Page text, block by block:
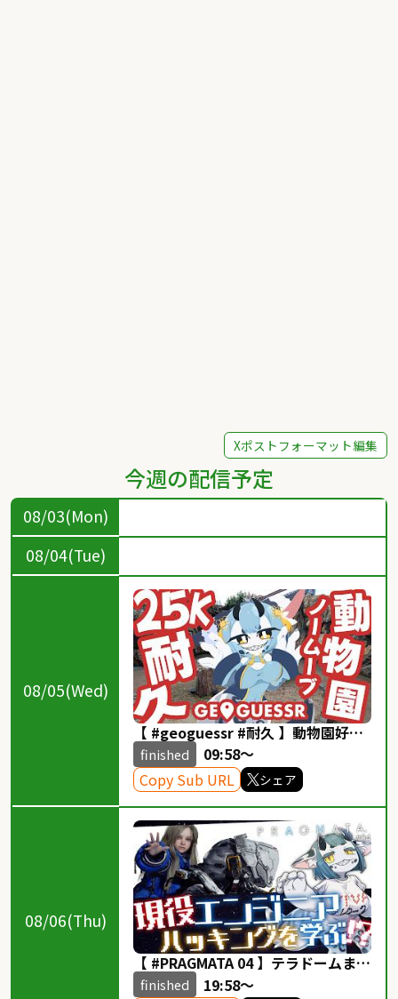
Xポストフォーマット編集
今週の配信予定
08/03(Mon)
08/04(Tue)
08/05(Wed)
【 #geoguessr #耐久 】動物園好き
がノームーブ25Kを目指す‼️【 #ケモ
ノVTuber 】
finished
09:58～
Copy Sub URL
シェア
08/06(Thu)
【 #PRAGMATA 04 】テラドームまだ
finished 19:58～